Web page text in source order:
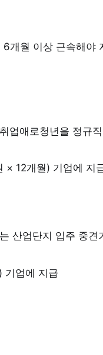
개월 이상 근속해야
업애로청년을 정규
12개월) 기업에 지
산업단지 입주 중견
기업에 지급